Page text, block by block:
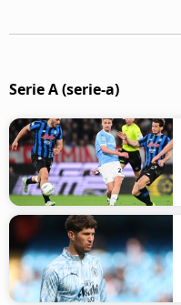
Serie A (serie-a)